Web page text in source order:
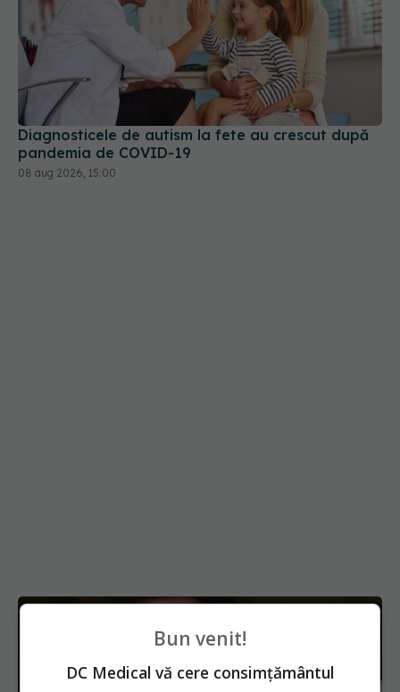
Diagnosticele de autism la fete au crescut după
pandemia de COVID-19
08 aug 2026, 15:00
Bun venit!
DC Medical vă cere consimțământul